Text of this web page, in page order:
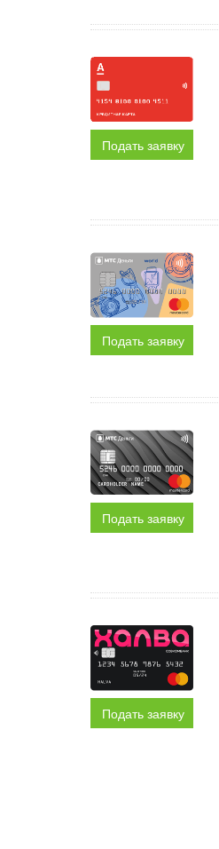
Подать заявку
Подать заявку
Подать заявку
Подать заявку